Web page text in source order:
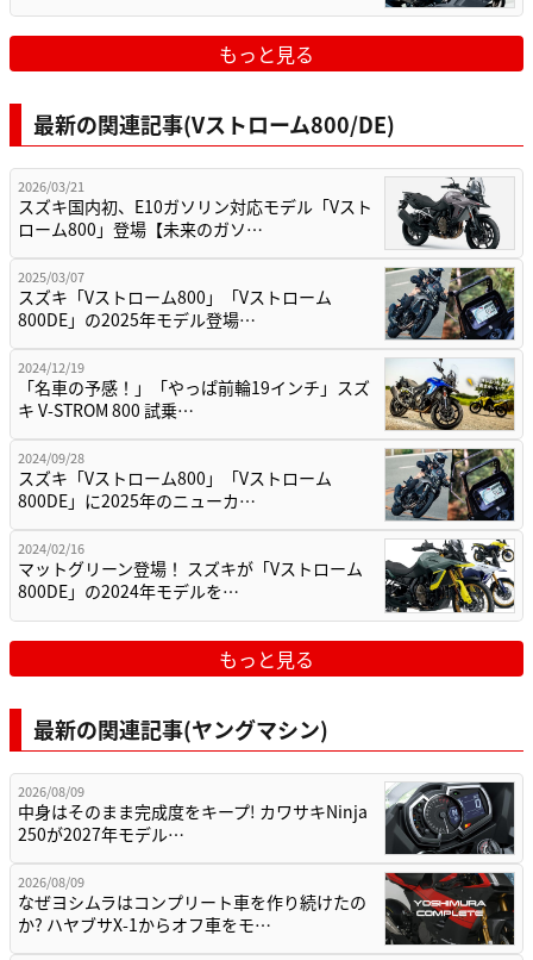
もっと見る
最新の関連記事(Vストローム800/DE)
2026/03/21
スズキ国内初、E10ガソリン対応モデル「Vスト
ローム800」登場【未来のガソ…
2025/03/07
スズキ「Vストローム800」「Vストローム
800DE」の2025年モデル登場…
2024/12/19
「名車の予感！」「やっぱ前輪19インチ」スズ
キ V-STROM 800 試乗…
2024/09/28
スズキ「Vストローム800」「Vストローム
800DE」に2025年のニューカ…
2024/02/16
マットグリーン登場！ スズキが「Vストローム
800DE」の2024年モデルを…
もっと見る
最新の関連記事(ヤングマシン)
2026/08/09
中身はそのまま完成度をキープ! カワサキNinja
250が2027年モデル…
2026/08/09
なぜヨシムラはコンプリート車を作り続けたの
か? ハヤブサX-1からオフ車をモ…